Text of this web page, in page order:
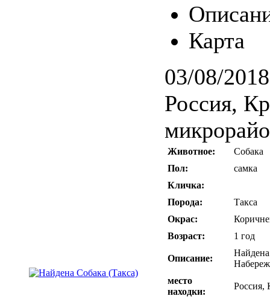
Карта
03/08/2018
Россия,
Животное:
Собака
Пол:
самка
Кличка:
Порода:
Такса
Окрас:
Возраст:
1 год
Описание:
место
находки:
Россия,